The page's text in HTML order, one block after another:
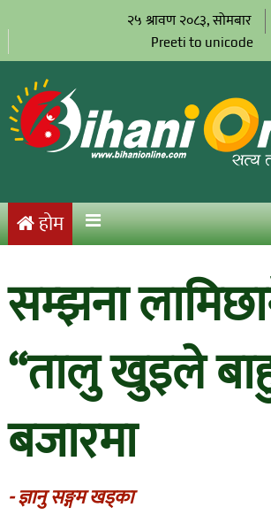
२५ श्रावण २०८३, सोमबार
Preeti to unicode
होम
सम्झना
“तालु खुइले
बजारमा
- ज्ञानु सङ्गम खड्का